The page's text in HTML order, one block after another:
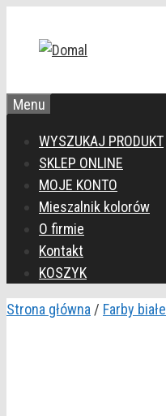
Menu
WYSZUKAJ PRODUKT
SKLEP ONLINE
MOJE KONTO
Mieszalnik kolorów
O firmie
Kontakt
KOSZYK
Strona główna / Farby białe